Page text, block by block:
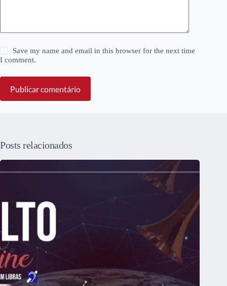
Save my name and email in this browser for the next time
I comment.
Publicar comentário
Posts relacionados